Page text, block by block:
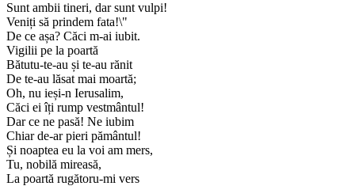
Sunt ambii tineri, dar sunt vulpi!
Veniți să prindem fata!\"
De ce așa? Căci m-ai iubit.
Vigilii pe la poartă
Bătutu-te-au și te-au rănit
De te-au lăsat mai moartă;
Oh, nu ieși-n Ierusalim,
Căci ei îți rump vestmântul!
Dar ce ne pasă! Ne iubim
Chiar de-ar pieri pământul!
Și noaptea eu la voi am mers,
Tu, nobilă mireasă,
La poartă rugătoru-mi vers